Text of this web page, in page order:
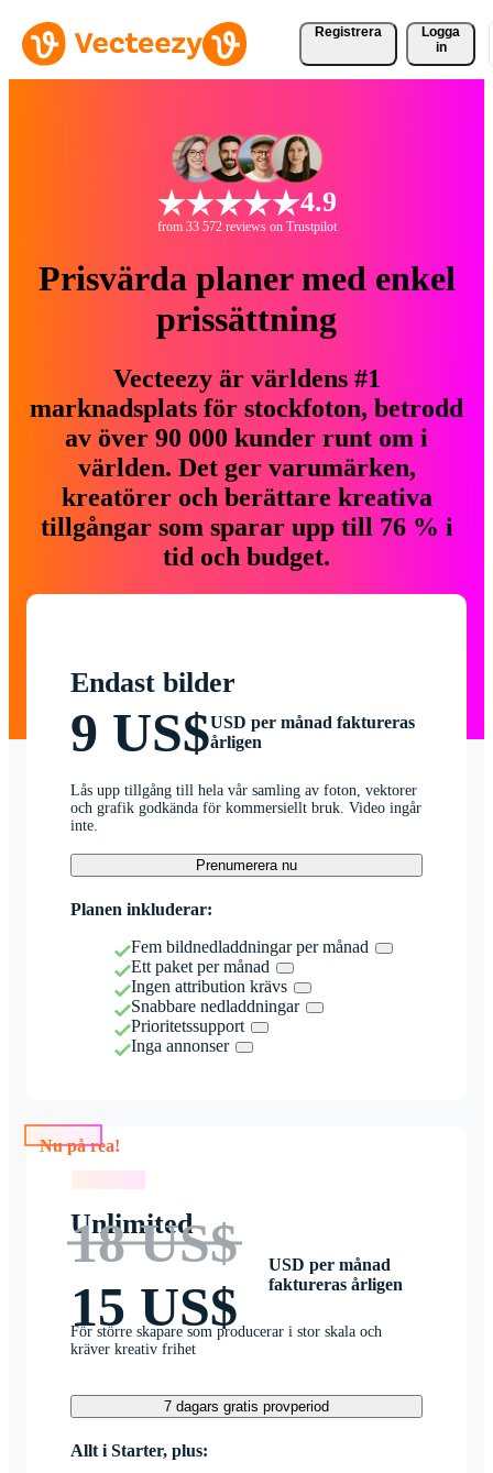
Registrera
Logga
in
4.9
from 33 572 reviews on Trustpilot
Prisvärda planer med enkel
prissättning
Vecteezy är världens #1
marknadsplats för stockfoton, betrodd
av över 90 000 kunder runt om i
världen. Det ger varumärken,
kreatörer och berättare kreativa
tillgångar som sparar upp till 76 % i
tid och budget.
Endast bilder
9 US$USD per månad faktureras
årligen
Lås upp tillgång till hela vår samling av foton, vektorer
och grafik godkända för kommersiellt bruk. Video ingår
inte.
Prenumerera nu
Planen inkluderar:
Fem bildnedladdningar per månad
Ett paket per månad
Ingen attribution krävs
Snabbare nedladdningar
Prioritetssupport
Inga annonser
Nu på rea!
Unlimited
18 US$
15 US$
USD per månad
faktureras årligen
För större skapare som producerar i stor skala och
kräver kreativ frihet
7 dagars gratis provperiod
Allt i Starter, plus: